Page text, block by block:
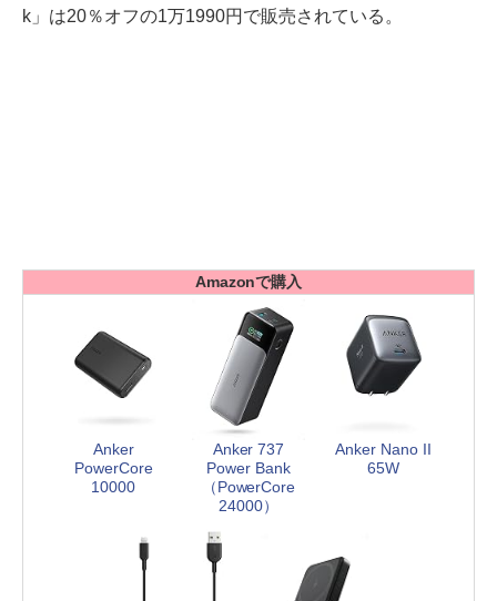
k」は20％オフの1万1990円で販売されている。
Amazonで購入
Anker
PowerCore
10000
Anker 737
Power Bank
（PowerCore
24000）
Anker Nano II
65W